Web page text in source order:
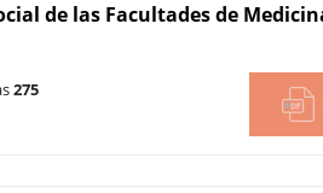
de las Facultades de
275